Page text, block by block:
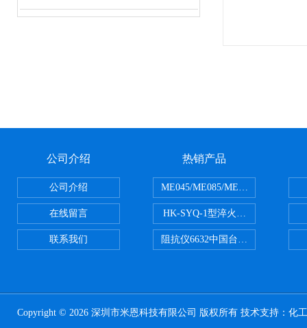
公司介绍
公司介绍
在线留言
联系我们
热销产品
ME045/ME085/ME150ME系列
HK-SYQ-1型淬火介质冷却性能测
阻抗仪6632中国台湾益和
Copyright © 2026 深圳市米恩科技有限公司 版权所有 技术支持： 化